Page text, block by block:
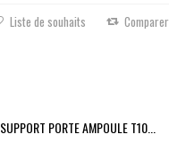
Liste de souhaits Comparer
SUPPORT PORTE AMPOULE T10...